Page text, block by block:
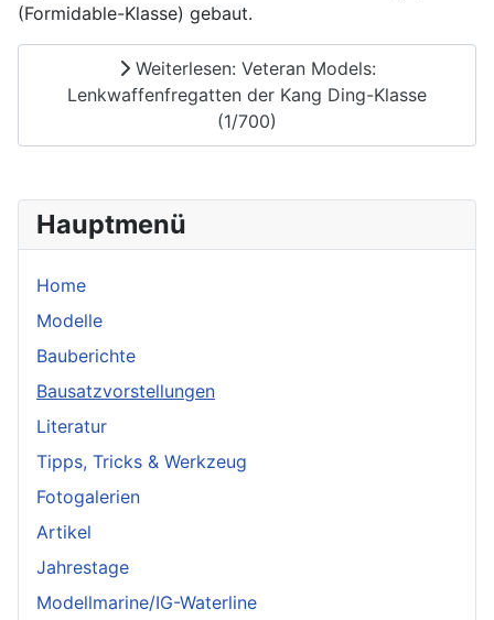
Hauptmenü
Home
Modelle
Bauberichte
Bausatzvorstellungen
Literatur
Tipps, Tricks & Werkzeug
Fotogalerien
Artikel
Jahrestage
Modellmarine/IG-Waterline
(Formidable-Klasse) gebaut.
Weiterlesen: Veteran Models:
Lenkwaffenfregatten der Kang Ding-Klasse
(1/700)